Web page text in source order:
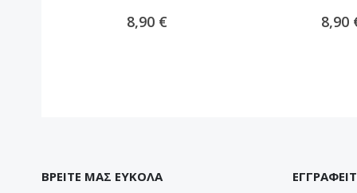
8,90 € 8,90
ΒΡΕΙΤΕ ΜΑΣ ΕΥΚΟΛΑ